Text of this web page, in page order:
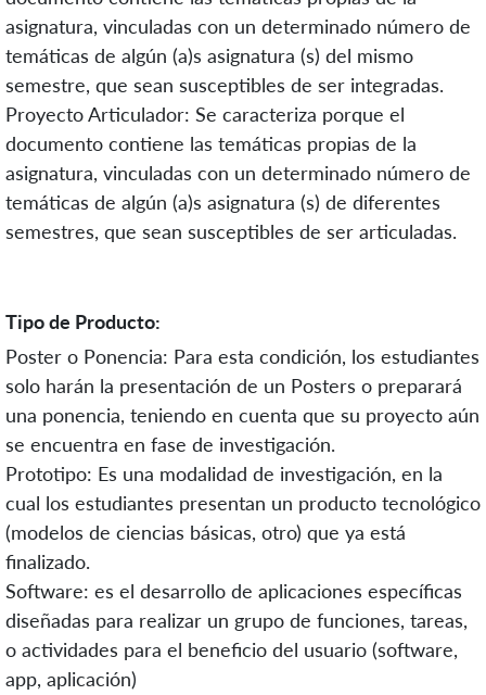
asignatura, vinculadas con un determinado número de
temáticas de algún (a)s asignatura (s) del mismo
semestre, que sean susceptibles de ser integradas.
Proyecto Articulador: Se caracteriza porque el
documento contiene las temáticas propias de la
asignatura, vinculadas con un determinado número de
temáticas de algún (a)s asignatura (s) de diferentes
semestres, que sean susceptibles de ser articuladas.
Tipo de Producto:
Poster o Ponencia: Para esta condición, los estudiantes
solo harán la presentación de un Posters o preparará
una ponencia, teniendo en cuenta que su proyecto aún
se encuentra en fase de investigación.
Prototipo: Es una modalidad de investigación, en la
cual los estudiantes presentan un producto tecnológico
(modelos de ciencias básicas, otro) que ya está
finalizado.
Software: es el desarrollo de aplicaciones específicas
diseñadas para realizar un grupo de funciones, tareas,
o actividades para el beneficio del usuario (software,
app, aplicación)